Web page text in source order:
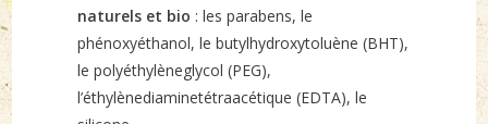
naturels et bio : les parabens, le
phénoxyéthanol, le butylhydroxytoluène (BHT),
le polyéthylèneglycol (PEG),
l’éthylènediaminetétraacétique (EDTA), le